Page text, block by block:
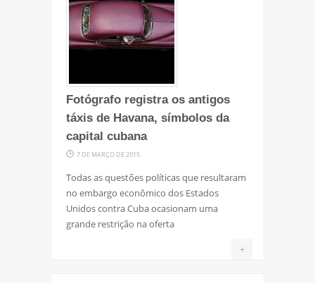
Fotógrafo registra os antigos
táxis de Havana, símbolos da
capital cubana
7 DE MARÇO DE 2015
Todas as questões políticas que resultaram
no embargo econômico dos Estados
Unidos contra Cuba ocasionam uma
grande restrição na oferta
+